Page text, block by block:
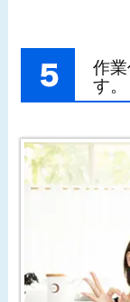
作
す。